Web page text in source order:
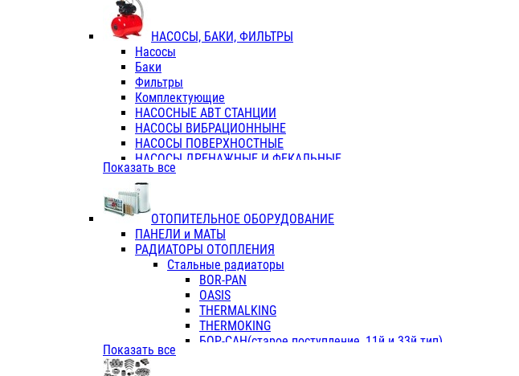
ТРОЙНИКИ ПЕРЕХОДНЫЕ / СОЕДИНИТЕЛЬНЫЕ
ТРОЙНИКИ С ВНУТРЕННЕЙ РЕЗЬБОЙ
КОЛЬЦА РЕЗИНОВЫЕ
ТРУБЫ НАПОРНЫЕ
ТРУБЫ ГОФРИРОВАННЫЕ ДВУХСЛ.
ТРУБЫ ПОЛИЭТИЛЕНОВЫЕ
НАСОСЫ, БАКИ, ФИЛЬТРЫ
Насосы
Баки
Фильтры
Комплектующие
НАСОСНЫЕ АВТ СТАНЦИИ
НАСОСЫ ВИБРАЦИОННЫНЕ
НАСОСЫ ПОВЕРХНОСТНЫЕ
НАСОСЫ ДРЕНАЖНЫЕ И ФЕКАЛЬНЫЕ
НАСОСЫ ПОВЫСИТ и ЦИРКУЛЯЦИОННЫЕ
НАСОСЫ СКВАЖИННЫЕ
Показать все
ОТОПИТЕЛЬНОЕ ОБОРУДОВАНИЕ
ПАНЕЛИ и МАТЫ
РАДИАТОРЫ ОТОПЛЕНИЯ
Стальные радиаторы
BOR-PAN
OASIS
THERMALKING
THERMOKING
БОР-САН(старое поступление, 11й и 33й тип)
Показать все